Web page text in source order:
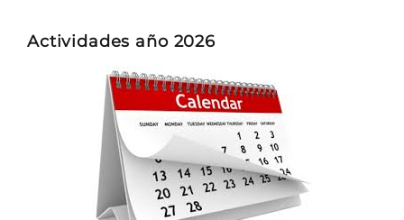
Actividades año 2026